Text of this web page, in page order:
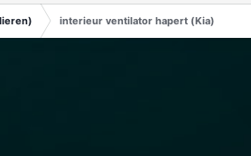
interieur ventilator hapert (Kia)